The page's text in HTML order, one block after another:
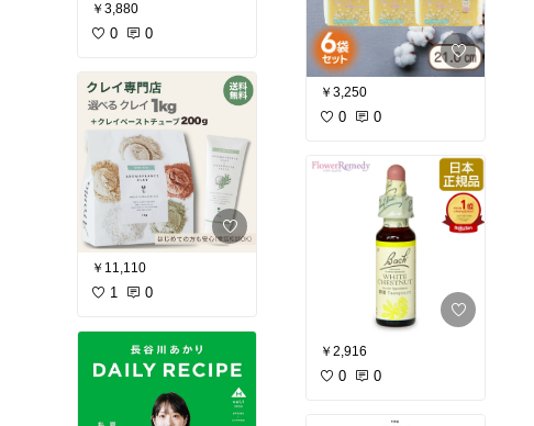
￥3,880
0 0
￥11,110
1 0
￥3,250
0 0
￥2,916
0 0